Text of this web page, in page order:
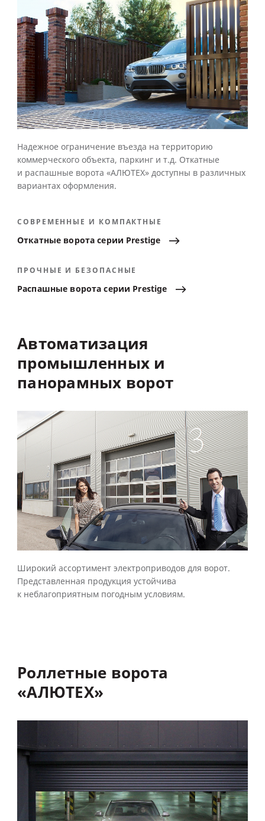
СОВРЕМЕННЫЕ И КОМПАКТНЫЕ
Откатные ворота серии Prestige
ПРОЧНЫЕ И БЕЗОПАСНЫЕ
Распашные ворота серии Prestige
Надежное ограничение въезда на территорию
коммерческого объекта, паркинг и т.д. Откатные
и распашные ворота «АЛЮТЕХ» доступны в различных
вариантах оформления.
Автоматизация
промышленных и
панорамных ворот
Широкий ассортимент электроприводов для ворот.
Представленная продукция устойчива
к неблагоприятным погодным условиям.
Роллетные ворота
«АЛЮТЕХ»